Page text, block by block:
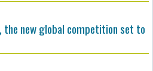
the new global competition set to